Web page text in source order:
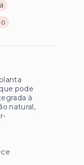
pode
à
natural,